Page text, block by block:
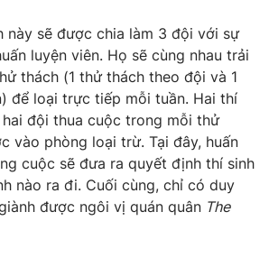
Podcast
Infographic
này sẽ được chia làm 3 đội với sự
luyện viên. Họ sẽ cùng nhau trải
thách (1 thử thách theo đội và 1
để loại trực tiếp mỗi tuần. Hai thí
hai đội thua cuộc trong mỗi thử
vào phòng loại trừ. Tại đây, huấn
cuộc sẽ đưa ra quyết định thí sinh
nào ra đi. Cuối cùng, chỉ có duy
được ngôi vị quán quân The